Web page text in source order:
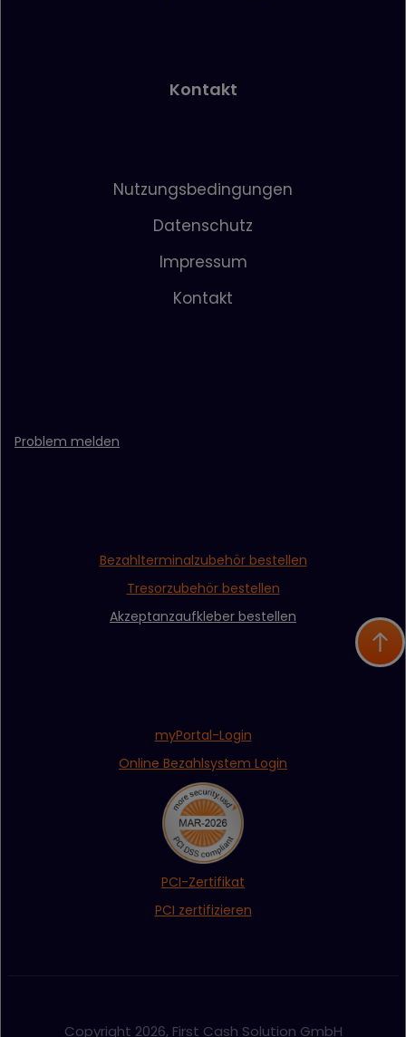
Kontakt
Nutzungsbedingungen
Datenschutz
Impressum
Kontakt
Problem melden
Bezahlterminalzubehör bestellen
Tresorzubehör bestellen
Akzeptanzaufkleber bestellen
myPortal-Login
Online Bezahlsystem Login
PCI-Zertifikat
PCI zertifizieren
Copyright 2026, First Cash Solution GmbH